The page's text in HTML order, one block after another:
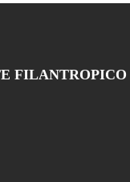
FILANTROPICO